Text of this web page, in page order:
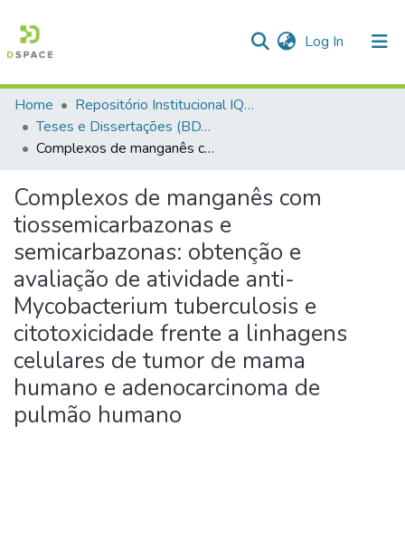
Log In (current)
Communities & Collections
All of DSpace
Statistics
Home
Repositório Institucional IQSC
Teses e Dissertações (BDTD USP)
Complexos de manganês com tiossemicarbazonas e semicarbazonas: obtenção e avaliação de atividade anti-Mycobacterium tuberculosis e citotoxicidade frente a linhagens celulares de tumor de mama humano e adenocarcinoma de pulmão humano
Complexos de manganês com
tiossemicarbazonas e
semicarbazonas: obtenção e
avaliação de atividade anti-
Mycobacterium tuberculosis e
citotoxicidade frente a linhagens
celulares de tumor de mama
humano e adenocarcinoma de
pulmão humano